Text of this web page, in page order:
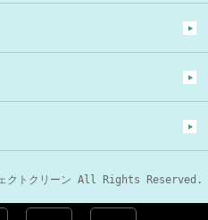
クトクリーン All Rights Reserved.